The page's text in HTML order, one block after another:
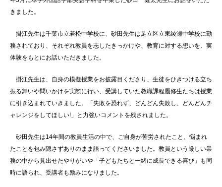
きました。
掛江先生は千葉市立若松中学校に、砂田先生は足立区立東綾瀬中学校に勤
務されており、それぞれ教員を志したきっかけや、教育に対する想いを、実
体験をもとにお話いただきました。
掛江先生は、自身の模擬授業をお披露目くださり、生徒をひきつける立ち
振る舞いや問いかけを実際に行い、受講していた教職課程履修生たちは授業
に引き込まれていきました。「失敗を恐れず、どんどん失敗し、どんどんチ
ャレンジをしてほしい!」と力強いコメントを残されました。
砂田先生は14年間の教員生活の中で、ご自身が苦労されたこと、悩まれ
たことを包み隠さずありのまま語ってくださいました。教員という厳しい業
務の中から見出せたやりがいや「子どもたちと一緒に成長できる喜び」も同
時に語られ、受講者も励みになりました。